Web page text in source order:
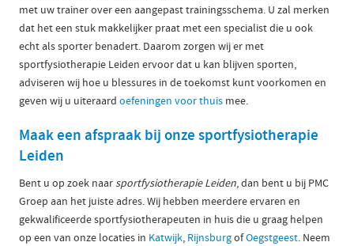
met uw trainer over een aangepast trainingsschema. U zal merken
dat het een stuk makkelijker praat met een specialist die u ook
echt als sporter benadert. Daarom zorgen wij er met
sportfysiotherapie Leiden ervoor dat u kan blijven sporten,
adviseren wij hoe u blessures in de toekomst kunt voorkomen en
geven wij u uiteraard oefeningen voor thuis mee.
Maak een afspraak bij onze sportfysiotherapie
Leiden
Bent u op zoek naarsportfysiotherapie Leiden, dan bent u bij PMC
Groep aan het juiste adres. Wij hebben meerdere ervaren en
gekwalificeerde sportfysiotherapeuten in huis die u graag helpen
op een van onze locaties in Katwijk, RijnsburgofOegstgeest. Neem